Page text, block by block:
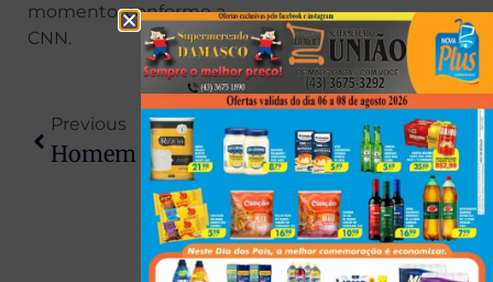
momento, conforme a
CNN.
Previous
Homem Que Sobreviveu A Acidente Que Matou Esposa E Filha No PR É Preso Suspeito De Crime Proposital
Next
Paciente Com Suspeita De Hantavirose É Atendida Em Londrina